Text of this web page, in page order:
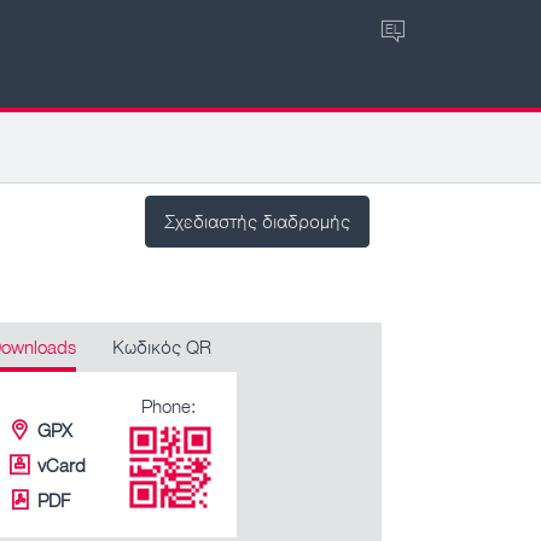
EL
Σχεδιαστής διαδρομής
Κωδικός QR
GPX
vCard
PDF
Phone: